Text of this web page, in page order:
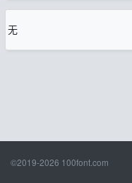
无
©2019-2026 100font.com